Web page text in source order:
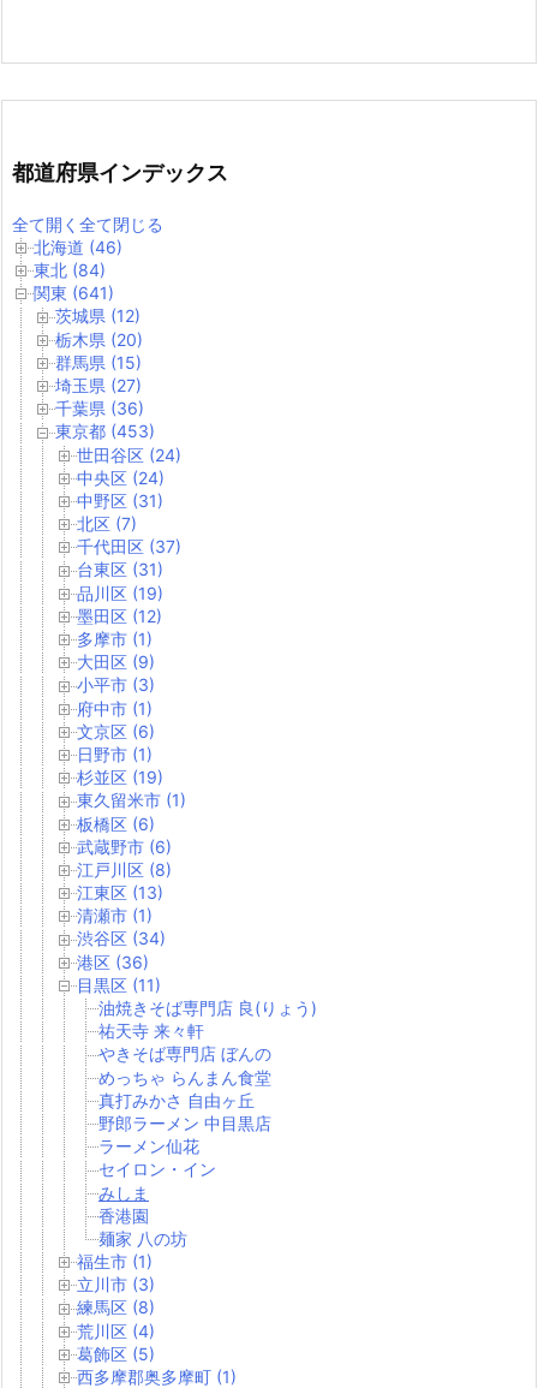
都道府県インデックス
全て開く 全て閉じる
北海道 (46)
東北 (84)
関東 (641)
茨城県 (12)
栃木県 (20)
群馬県 (15)
埼玉県 (27)
千葉県 (36)
東京都 (453)
世田谷区 (24)
中央区 (24)
中野区 (31)
北区 (7)
千代田区 (37)
台東区 (31)
品川区 (19)
墨田区 (12)
多摩市 (1)
大田区 (9)
小平市 (3)
府中市 (1)
文京区 (6)
日野市 (1)
杉並区 (19)
東久留米市 (1)
板橋区 (6)
武蔵野市 (6)
江戸川区 (8)
江東区 (13)
清瀬市 (1)
渋谷区 (34)
港区 (36)
目黒区 (11)
油焼きそば専門店 良(りょう)
祐天寺 来々軒
やきそば専門店 ぼんの
めっちゃ らんまん食堂
真打みかさ 自由ヶ丘
野郎ラーメン 中目黒店
ラーメン仙花
セイロン・イン
みしま
香港園
麺家 八の坊
福生市 (1)
立川市 (3)
練馬区 (8)
荒川区 (4)
葛飾区 (5)
西多摩郡奥多摩町 (1)